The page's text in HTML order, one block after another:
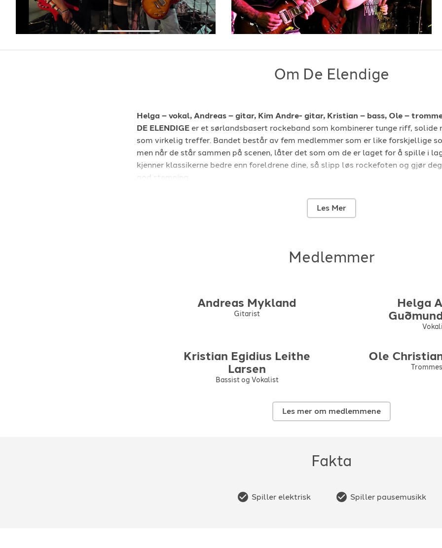
Om De Elendige
Helga – vokal, Andreas – gitar, Kim Andre- gitar, Kristian – bass, Ole –
DE ELENDIGEer et sørlandsbasert rockeband som kombinerer tunge riff, solide
som virkelig treffer. Bandet består av fem medlemmer som er like forskjellige
men når de står sammen på scenen, låter det som om de er laget for å spille i
kjenner klassikerne bedre enn foreldrene dine, så slipp løs rockefoten og gjør
god stemning
Les Mer
Medlemmer
Andreas Mykland
Gitarist
Helga
Kristian Egidius Leithe
Larsen
Bassist og Vokalist
Ole
Les mer om medlemmene
Fakta
Spiller elektrisk Spiller pausemusikk